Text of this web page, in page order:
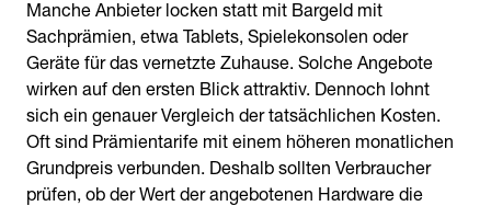
Manche Anbieter locken statt mit Bargeld mit
Sachprämien, etwa Tablets, Spielekonsolen oder
Geräte für das vernetzte Zuhause. Solche Angebote
wirken auf den ersten Blick attraktiv. Dennoch lohnt
sich ein genauer Vergleich der tatsächlichen Kosten.
Oft sind Prämientarife mit einem höheren monatlichen
Grundpreis verbunden. Deshalb sollten Verbraucher
prüfen, ob der Wert der angebotenen Hardware die